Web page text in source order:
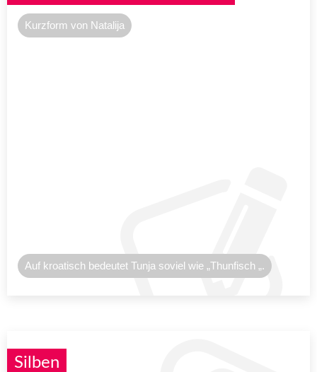
Kurzform von Natalija
Auf kroatisch bedeutet Tunja soviel wie „Thunfisch „.
Silben